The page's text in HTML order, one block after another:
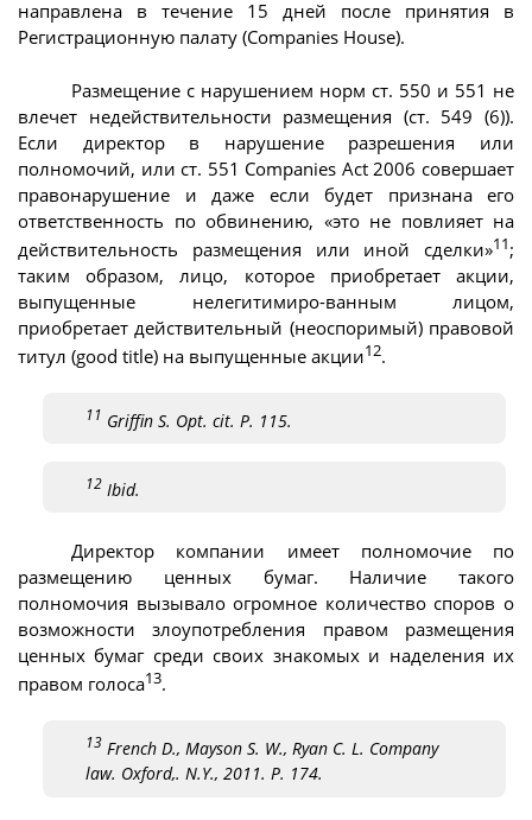
направлена в течение 15 дней после принятия в
Регистрационную палату (Companies House).
Размещение с нарушением норм ст. 550 и 551 не
влечет недействительности размещения (ст. 549 (6)).
Если директор в нарушение разрешения или
полномочий, или ст. 551 Companies Act 2006 совершает
правонарушение и даже если будет признана его
ответственность по обвинению, «это не повлияет на
действительность размещения или иной сделки»11;
таким образом, лицо, которое приобретает акции,
выпущенные нелегитимиро-ванным лицом,
приобретает действительный (неоспоримый) правовой
титул (good title) на выпущенные акции12.
11 Griffin S. Opt. cit. P. 115.
12 Ibid.
Директор компании имеет полномочие по
размещению ценных бумаг. Наличие такого
полномочия вызывало огромное количество споров о
возможности злоупотребления правом размещения
ценных бумаг среди своих знакомых и наделения их
правом голоса13.
13 French D., Mayson S. W., Ryan C. L. Company
law. Oxford,. N.Y., 2011. P. 174.